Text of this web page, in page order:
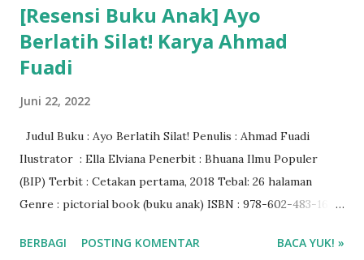
[Resensi Buku Anak] Ayo
Berlatih Silat! Karya Ahmad
Fuadi
Juni 22, 2022
Judul Buku : Ayo Berlatih Silat! Penulis : Ahmad Fuadi
Ilustrator : Ella Elviana Penerbit : Bhuana Ilmu Populer
(BIP) Terbit : Cetakan pertama, 2018 Tebal: 26 halaman
Genre : pictorial book (buku anak) ISBN : 978-602-483-165-
aplikasi Ipusnas ❤❤❤
BERBAGI POSTING KOMENTAR BACA YUK! »